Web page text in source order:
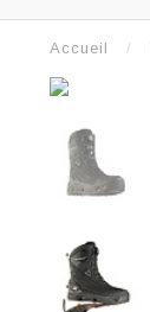
Accueil /